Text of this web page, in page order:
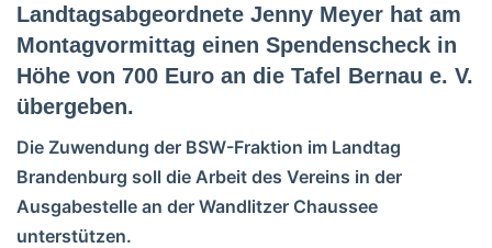
Landtagsabgeordnete Jenny Meyer hat am
Montagvormittag einen Spendenscheck in
Höhe von 700 Euro an die Tafel Bernau e. V.
übergeben.
Die Zuwendung der BSW-Fraktion im Landtag
Brandenburg soll die Arbeit des Vereins in der
Ausgabestelle an der Wandlitzer Chaussee
unterstützen.